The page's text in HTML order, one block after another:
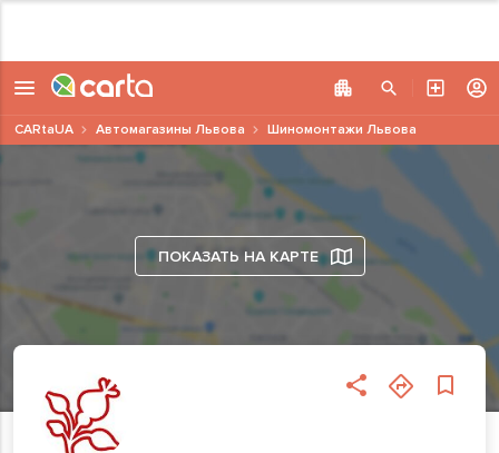
ПОКАЗАТЬ НА КАРТЕ
CARtaUA Автомагазины Львова Шиномонтажи Львова